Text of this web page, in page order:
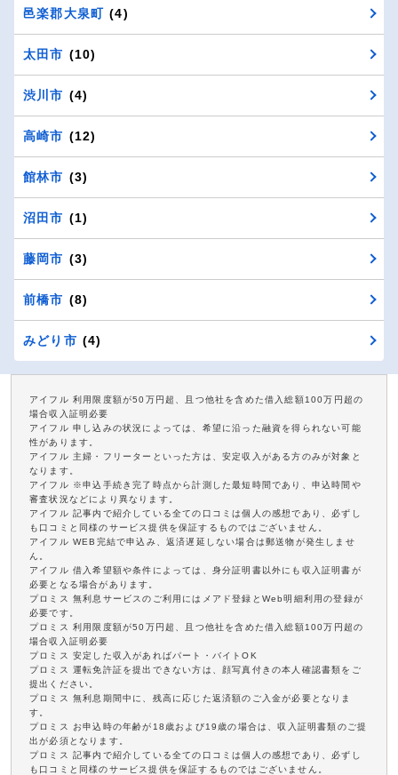
邑楽郡大泉町 (4)
太田市 (10)
渋川市 (4)
高崎市 (12)
館林市 (3)
沼田市 (1)
藤岡市 (3)
前橋市 (8)
みどり市 (4)
アイフル 利用限度額が50万円超、且つ他社を含めた借入総額100万円超の
場合収入証明必要
アイフル 申し込みの状況によっては、希望に沿った融資を得られない可能
性があります。
アイフル 主婦・フリーターといった方は、安定収入がある方のみが対象と
なります。
アイフル ※申込手続き完了時点から計測した最短時間であり、申込時間や
審査状況などにより異なります。
アイフル 記事内で紹介している全ての口コミは個人の感想であり、必ずし
も口コミと同様のサービス提供を保証するものではございません。
アイフル WEB完結で申込み、返済遅延しない場合は郵送物が発生しませ
ん。
アイフル 借入希望額や条件によっては、身分証明書以外にも収入証明書が
必要となる場合があります。
プロミス 無利息サービスのご利用にはメアド登録とWeb明細利用の登録が
必要です。
プロミス 利用限度額が50万円超、且つ他社を含めた借入総額100万円超の
場合収入証明必要
プロミス 安定した収入があればパート・バイトOK
プロミス 運転免許証を提出できない方は、顔写真付きの本人確認書類をご
提出ください。
プロミス 無利息期間中に、残高に応じた返済額のご入金が必要となりま
す。
プロミス お申込時の年齢が18歳および19歳の場合は、収入証明書類のご提
出が必須となります。
プロミス 記事内で紹介している全ての口コミは個人の感想であり、必ずし
も口コミと同様のサービス提供を保証するものではございません。